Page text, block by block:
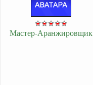
Мастер-Аранжировщик